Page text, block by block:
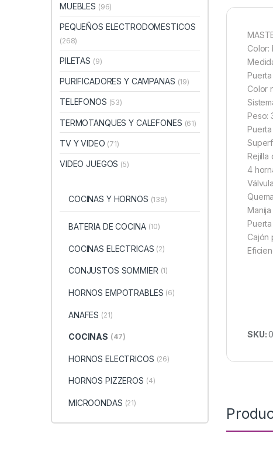
Color:
Color
Peso:
Rejilla
4
Cajón
SKU:
MUEBLES (96)
PEQUEÑOS ELECTRODOMESTICOS
(268)
PILETAS (9)
PURIFICADORES Y CAMPANAS (19)
TELEFONOS (53)
TERMOTANQUES Y CALEFONES (61)
TV Y VIDEO (71)
VIDEO JUEGOS (5)
COCINAS Y HORNOS (138)
BATERIA DE COCINA (10)
COCINAS ELECTRICAS (2)
CONJUSTOS SOMMIER (1)
HORNOS EMPOTRABLES (6)
ANAFES (21)
COCINAS (47)
HORNOS ELECTRICOS (26)
HORNOS PIZZEROS (4)
MICROONDAS (21)